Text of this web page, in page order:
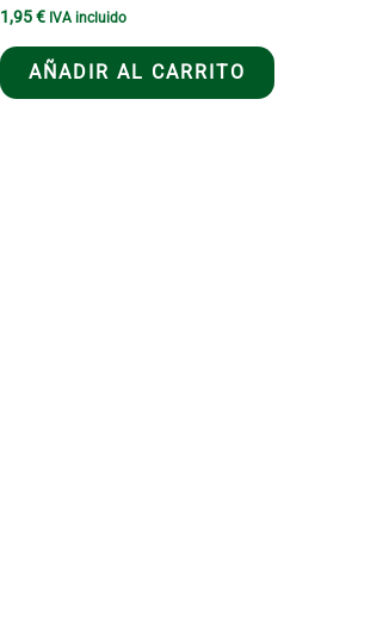
1,95€ IVA incluido
AÑADIR AL CARRITO